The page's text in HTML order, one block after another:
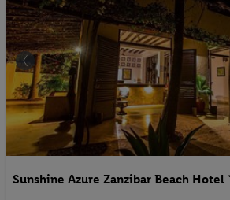
Sunshine Azure Zanzibar Beach Hotel